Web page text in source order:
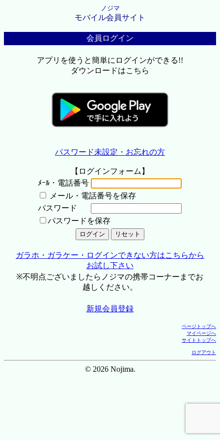
ノジマ
モバイル会員サイト
会員ログイン
アプリを使うと簡単にログインができる!!
ダウンロードはこちら
パスワード未設定・お忘れの方
【ログインフォーム】
ﾒｰﾙ・電話番号
メール・電話番号を保存
パスワード
パスワードを保存
ガラホ・ガラケー・ログインできない方はこちらから
お試し下さい
※不明点ございましたらノジマの携帯コーナーまでお
越しください。
新規会員登録
ページトップへ
マイページへ
サイトトップへ
ログアウト
© 2026 Nojima.